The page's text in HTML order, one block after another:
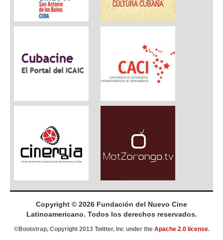
Copyright © 2026 Fundación del Nuevo Cine
Latinoamericano. Todos los derechos reservados.
©Bootstrap, Copyright 2013 Twitter, Inc under the Apache 2.0 license.